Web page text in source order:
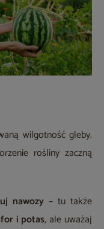
wilgotność gleby.
rośliny zaczną
nawozy – tu także
i potas, ale uważaj